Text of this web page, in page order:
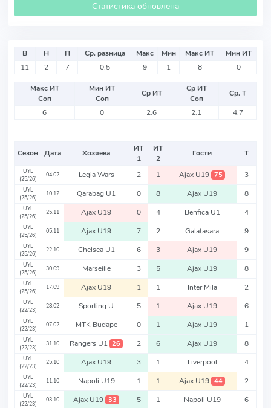
Статистика обновлена
В Н П Ср. разница Макс Мин Макс ИТ
Мин ИТ
11
2 7 0.5 9 1 8 0
Макс ИТ
Соп
Мин ИТ
Соп
Ср ИТ
Ср ИТ
Соп
Ср. Т
6
0 2.6 2.1 4.7
Сезон Дата Хозяева
ИТ
1
ИТ
2
Гости Т
UYL
(25/26)
04.02 Legia Wars 2 1 Ajax U19 75 3
UYL
(25/26)
10.12 Qarabag U1 0 8 Ajax U19 8
UYL
(25/26)
25.11 Ajax U19 0 4 Benfica U1 4
UYL
(25/26)
05.11 Ajax U19 7 2 Galatasara 9
UYL
(25/26)
22.10 Chelsea U1 6 3 Ajax U19 9
UYL
(25/26)
30.09 Marseille 3 5 Ajax U19 8
UYL
(25/26)
17.09 Ajax U19 1 1 Inter Mila 2
UYL
(22/23)
28.02 Sporting U 5 1 Ajax U19 6
UYL
(22/23)
07.02 MTK Budape 0 1 Ajax U19 1
UYL
(22/23)
31.10 Rangers U1 26 2 6 Ajax U19 8
UYL
(22/23)
25.10 Ajax U19 3 1 Liverpool 4
UYL
(22/23)
11.10 Napoli U19 1 1 Ajax U19 44 2
UYL
(22/23)
03.10 Ajax U19 33 5 1 Napoli U19 6